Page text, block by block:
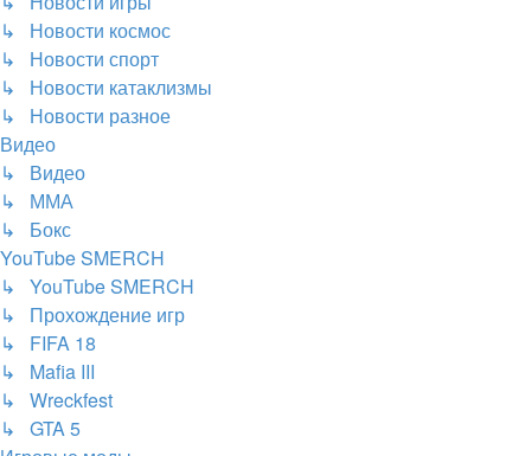
↳ Новости космос
↳ Новости спорт
↳ Новости катаклизмы
↳ Новости разное
Видео
↳ Видео
↳ ММА
↳ Бокс
YouTube SMERCH
↳ YouTube SMERCH
↳ Прохождение игр
↳ FIFA 18
↳ Mafia III
↳ Wreckfest
↳ GTA 5